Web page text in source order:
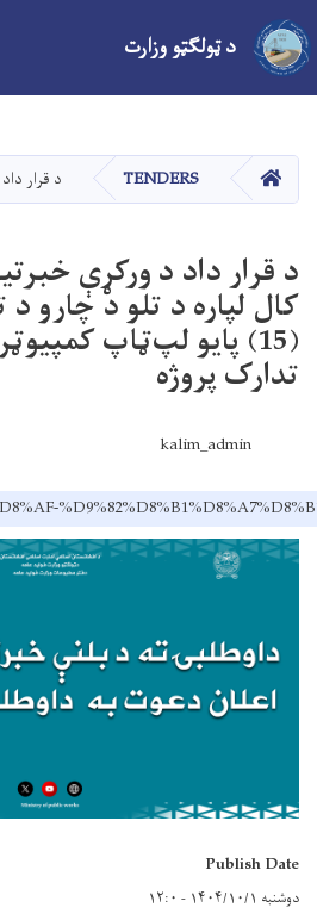
دانګل
د ټولګټو وزارت
کور TENDERS د قرار داد د ورکړې خبرتیا- د 1404 مالي
کال لپاره د تلو د چارو
(15) پایو لپ‌ټاپ
تدارک پروژه
kalim_admin
Publish Date
دوشنبه ۱۴۰۴/۱۰/۱ - ۱۲:۰